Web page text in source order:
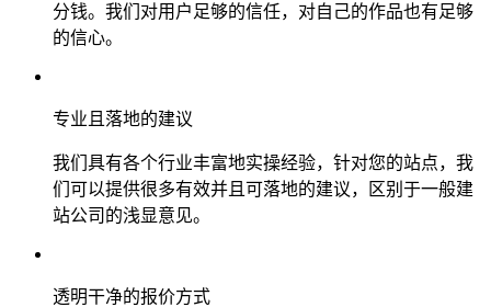
分钱。我们对用户足够的信任，对自己的作品也有足够
的信心。
专业且落地的建议
我们具有各个行业丰富地实操经验，针对您的站点，我
们可以提供很多有效并且可落地的建议，区别于一般建
站公司的浅显意见。
透明干净的报价方式